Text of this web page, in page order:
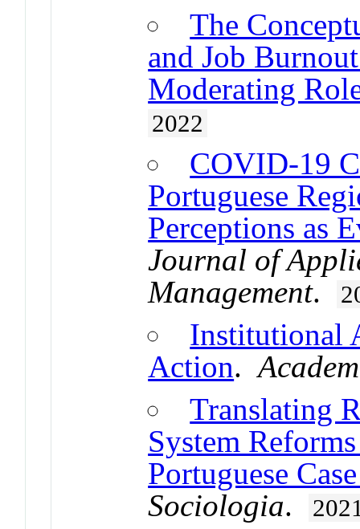
The
and Job
Moderating
2022
COVID-19
Portuguese
Perceptions as
Journal of
Management.
Institutional
Action.
Translating
System
Portuguese
Sociologia.